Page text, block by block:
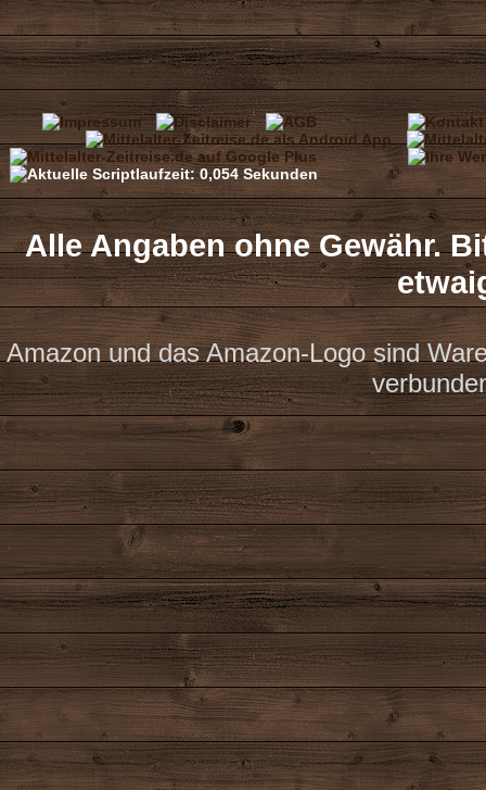
Alle Angaben ohne Gewähr.
Amazon und das Amazon-Logo sind